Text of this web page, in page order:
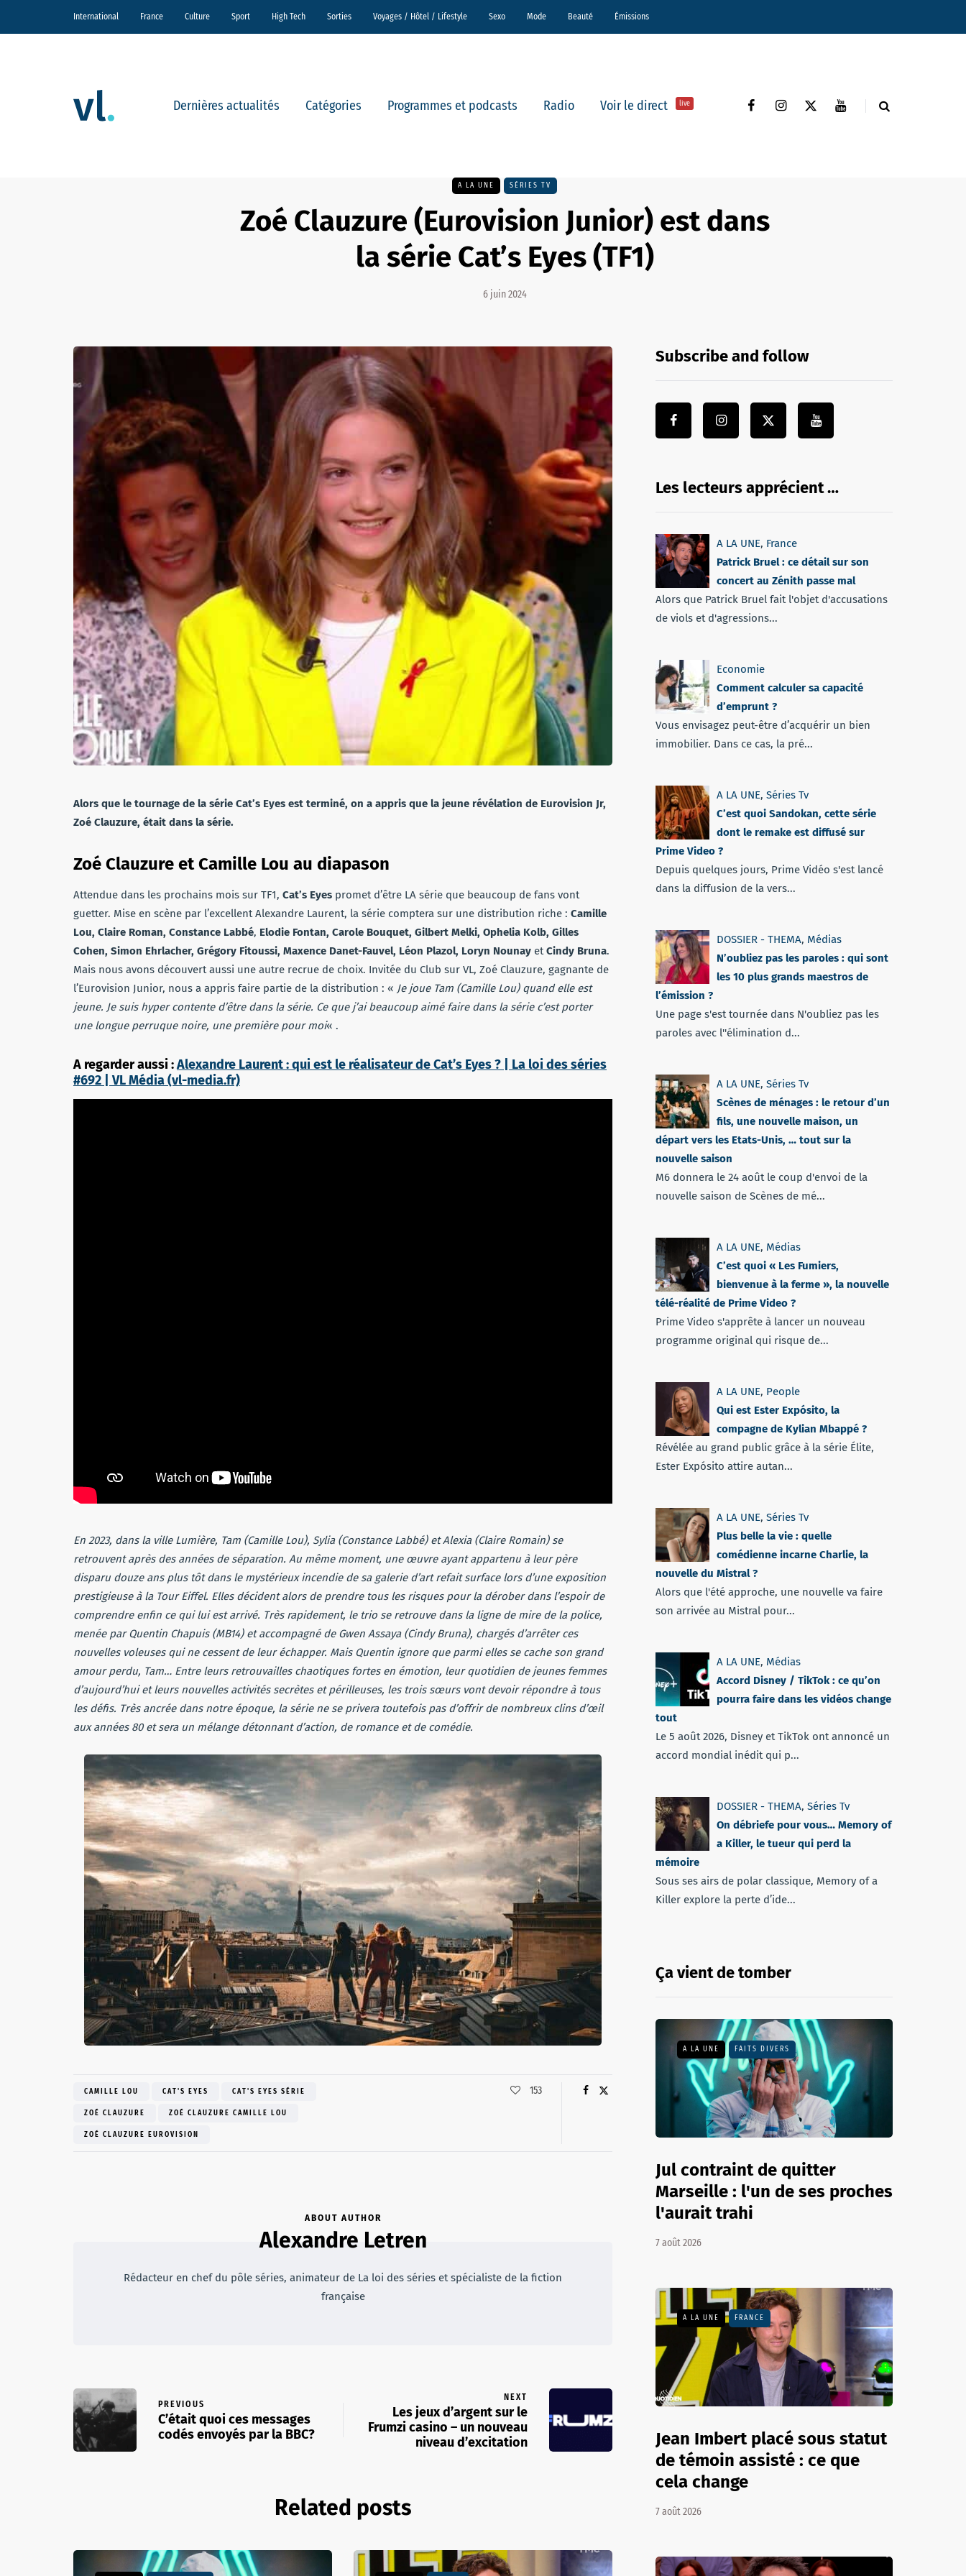
International France Culture Sport High Tech Sorties Voyages / Hôtel / Lifestyle Sexo Mode Beauté Émissions
Dernières actualités Catégories Programmes et podcasts Radio Voir le direct live
A LA UNE SÉRIES TV
Zoé Clauzure (Eurovision Junior) est dans
la série Cat’s Eyes (TF1)
6 juin 2024
Alors que le tournage de la série Cat’s Eyes est terminé, on a appris que la jeune révélation de Eurovision Jr,
Zoé Clauzure, était dans la série.
Zoé Clauzure et Camille Lou au diapason
Attendue dans les prochains mois sur TF1, Cat’s Eyes promet d’être LA série que beaucoup de fans vont
guetter. Mise en scène par l’excellent Alexandre Laurent, la série comptera sur une distribution riche : Camille
Lou, Claire Roman, Constance Labbé, Elodie Fontan, Carole Bouquet, Gilbert Melki, Ophelia Kolb, Gilles
Cohen, Simon Ehrlacher, Grégory Fitoussi, Maxence Danet-Fauvel, Léon Plazol, Loryn Nounay etCindy Bruna.
Mais nous avons découvert aussi une autre recrue de choix. Invitée du Club sur VL, Zoé Clauzure, gagnante de
l’Eurovision Junior, nous a appris faire partie de la distribution : « Je joue Tam (Camille Lou) quand elle est
jeune. Je suis hyper contente d’être dans la série. Ce que j’ai beaucoup aimé faire dans la série c’est porter
une longue perruque noire, une première pour moi« .
A regarder aussi :Alexandre Laurent : qui est le réalisateur de Cat’s Eyes ? | La loi des séries
#692 | VL Média (vl-media.fr)
En 2023, dans la ville Lumière, Tam (Camille Lou), Sylia (Constance Labbé) et Alexia (Claire Romain) se
retrouvent après des années de séparation. Au même moment, une œuvre ayant appartenu à leur père
disparu douze ans plus tôt dans le mystérieux incendie de sa galerie d’art refait surface lors d’une exposition
prestigieuse à la Tour Eiffel. Elles décident alors de prendre tous les risques pour la dérober dans l’espoir de
comprendre enfin ce qui lui est arrivé. Très rapidement, le trio se retrouve dans la ligne de mire de la police,
menée par Quentin Chapuis (MB14) et accompagné de Gwen Assaya (Cindy Bruna), chargés d’arrêter ces
nouvelles voleuses qui ne cessent de leur échapper. Mais Quentin ignore que parmi elles se cache son grand
amour perdu, Tam… Entre leurs retrouvailles chaotiques fortes en émotion, leur quotidien de jeunes femmes
d’aujourd’hui et leurs nouvelles activités secrètes et périlleuses, les trois sœurs vont devoir répondre à tous
les défis. Très ancrée dans notre époque, la série ne se privera toutefois pas d’offrir de nombreux clins d’œil
aux années 80 et sera un mélange détonnant d’action, de romance et de comédie.
CAMILLE LOU CAT'S EYES CAT'S EYES SÉRIE
ZOÉ CLAUZURE ZOÉ CLAUZURE CAMILLE LOU
ZOÉ CLAUZURE EUROVISION
153
ABOUT AUTHOR
Alexandre Letren
Rédacteur en chef du pôle séries, animateur de La loi des séries et spécialiste de la fiction
française
PREVIOUS
C’était quoi ces messages
codés envoyés par la BBC?
NEXT
Les jeux d’argent sur le
Frumzi casino – un nouveau
niveau d’excitation
Related posts
Subscribe and follow
Les lecteurs apprécient …
A LA UNE, France
Patrick Bruel : ce détail sur son
concert au Zénith passe mal
Alors que Patrick Bruel fait l'objet d'accusations
de viols et d'agressions...
Economie
Comment calculer sa capacité
d’emprunt ?
Vous envisagez peut-être d’acquérir un bien
immobilier. Dans ce cas, la pré...
A LA UNE, Séries Tv
C’est quoi Sandokan, cette série
dont le remake est diffusé sur
Prime Video ?
Depuis quelques jours, Prime Vidéo s'est lancé
dans la diffusion de la vers...
DOSSIER - THEMA, Médias
N’oubliez pas les paroles : qui sont
les 10 plus grands maestros de
l’émission ?
Une page s'est tournée dans N'oubliez pas les
paroles avec l''élimination d...
A LA UNE, Séries Tv
Scènes de ménages : le retour d’un
fils, une nouvelle maison, un
départ vers les Etats-Unis, … tout sur la
nouvelle saison
M6 donnera le 24 août le coup d'envoi de la
nouvelle saison de Scènes de mé...
A LA UNE, Médias
C’est quoi « Les Fumiers,
bienvenue à la ferme », la nouvelle
télé-réalité de Prime Video ?
Prime Video s'apprête à lancer un nouveau
programme original qui risque de...
A LA UNE, People
Qui est Ester Expósito, la
compagne de Kylian Mbappé ?
Révélée au grand public grâce à la série Élite,
Ester Expósito attire autan...
A LA UNE, Séries Tv
Plus belle la vie : quelle
comédienne incarne Charlie, la
nouvelle du Mistral ?
Alors que l'été approche, une nouvelle va faire
son arrivée au Mistral pour...
A LA UNE, Médias
Accord Disney / TikTok : ce qu’on
pourra faire dans les vidéos change
tout
Le 5 août 2026, Disney et TikTok ont annoncé un
accord mondial inédit qui p...
DOSSIER - THEMA, Séries Tv
On débriefe pour vous… Memory of
a Killer, le tueur qui perd la
mémoire
Sous ses airs de polar classique, Memory of a
Killer explore la perte d’ide...
Ça vient de tomber
A LA UNE FAITS DIVERS
Jul contraint de quitter
Marseille : l'un de ses proches
l'aurait trahi
7 août 2026
A LA UNE FRANCE
Jean Imbert placé sous statut
de témoin assisté : ce que
cela change
7 août 2026